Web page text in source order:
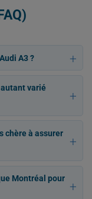
A3 ?
varié
chère à assurer
Montréal pour